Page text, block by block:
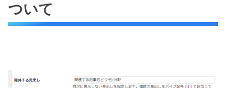
ついて